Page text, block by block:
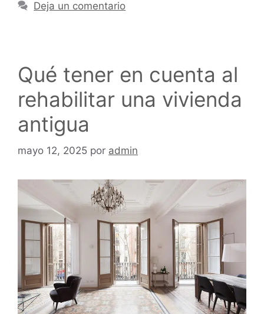
Deja un comentario
Qué tener en cuenta al
rehabilitar una vivienda
antigua
mayo 12, 2025 por admin